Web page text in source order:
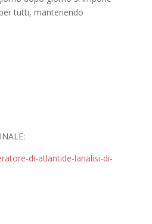
tutti, mantenendo
di-atlantide-lanalisi-di-